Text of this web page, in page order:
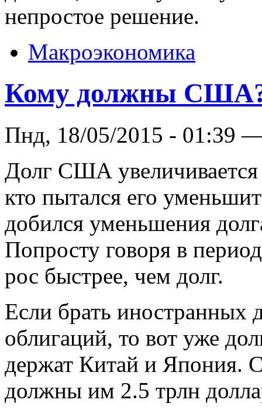
непростое решение.
Макроэкономика
Кому должны
Пнд, 18/05/2015 - 01:39
Долг США
кто пытался его
добился уменьшения
Попросту говоря в
рос быстрее, чем долг.
Если брать иностранных
облигаций, то вот уже
держат Китай и Япония.
должны им 2.5 трлн